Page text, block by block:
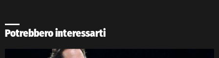
Potrebbero interessarti